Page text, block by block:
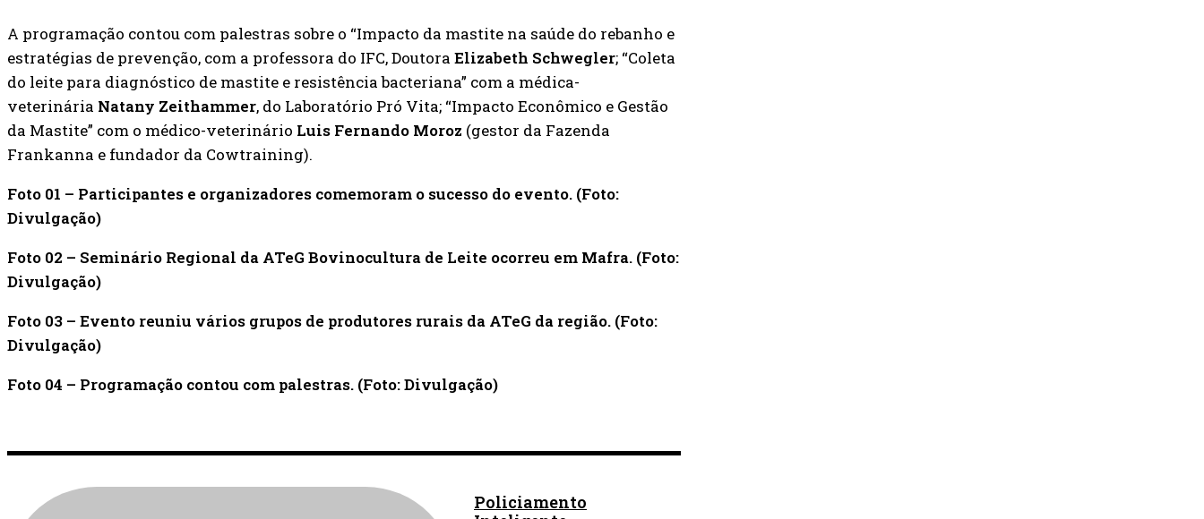
A programação contou com palestras sobre o “Impacto da mastite na saúde do rebanho e
estratégias de prevenção, com a professora do IFC, Doutora Elizabeth Schwegler; “Coleta
do leite para diagnóstico de mastite e resistência bacteriana” com a médica-
veterinária Natany Zeithammer, do Laboratório Pró Vita; “Impacto Econômico e Gestão
da Mastite” com o médico-veterinário Luis Fernando Moroz (gestor da Fazenda
Frankanna e fundador da Cowtraining).
Foto 01 – Participantes e organizadores comemoram o sucesso do evento. (Foto:
Divulgação)
Foto 02 – Seminário Regional da ATeG Bovinocultura de Leite ocorreu em Mafra. (Foto:
Divulgação)
Foto 03 – Evento reuniu vários grupos de produtores rurais da ATeG da região. (Foto:
Divulgação)
Foto 04 – Programação contou com palestras. (Foto: Divulgação)
Policiamento